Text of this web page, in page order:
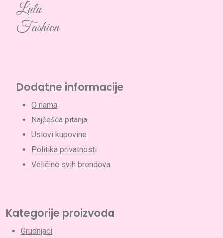
Lulu
Fashion
Dodatne informacije
O nama
Najčešća pitanja
Uslovi kupovine
Politika privatnosti
Veličine svih brendova
Kategorije proizvoda
Grudnjaci